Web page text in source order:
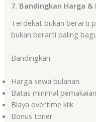
7. Bandingkan Harga
Terdekat bukan berarti
bukan berarti paling
Bandingkan:
Harga sewa bulanan
Batas minimal pemakaian
Biaya overtime klik
Bonus toner